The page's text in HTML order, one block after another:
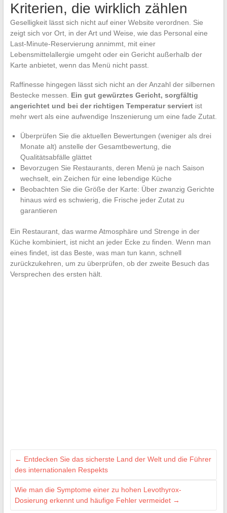
Kriterien, die wirklich zählen
Geselligkeit lässt sich nicht auf einer Website verordnen. Sie
zeigt sich vor Ort, in der Art und Weise, wie das Personal eine
Last-Minute-Reservierung annimmt, mit einer
Lebensmittelallergie umgeht oder ein Gericht außerhalb der
Karte anbietet, wenn das Menü nicht passt.
Raffinesse hingegen lässt sich nicht an der Anzahl der silbernen
Bestecke messen. Ein gut gewürztes Gericht, sorgfältig
angerichtet und bei der richtigen Temperatur serviertist
mehr wert als eine aufwendige Inszenierung um eine fade Zutat.
Überprüfen Sie die aktuellen Bewertungen (weniger als drei
Monate alt) anstelle der Gesamtbewertung, die
Qualitätsabfälle glättet
Bevorzugen Sie Restaurants, deren Menü je nach Saison
wechselt, ein Zeichen für eine lebendige Küche
Beobachten Sie die Größe der Karte: Über zwanzig Gerichte
hinaus wird es schwierig, die Frische jeder Zutat zu
garantieren
Ein Restaurant, das warme Atmosphäre und Strenge in der
Küche kombiniert, ist nicht an jeder Ecke zu finden. Wenn man
eines findet, ist das Beste, was man tun kann, schnell
zurückzukehren, um zu überprüfen, ob der zweite Besuch das
Versprechen des ersten hält.
← Entdecken Sie das sicherste Land der Welt und die Führer
des internationalen Respekts
Wie man die Symptome einer zu hohen Levothyrox-
Dosierung erkennt und häufige Fehler vermeidet →